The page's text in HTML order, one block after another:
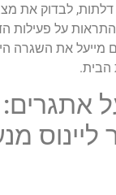
דלתות, לבדוק את
על פעילות
מייעל את השגרה
הבית.
אתגרים: